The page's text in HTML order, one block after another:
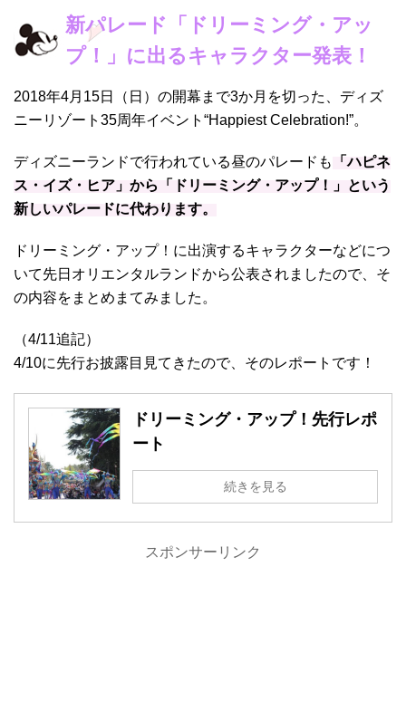
新パレード「ドリーミング・アッ
プ！」に出るキャラクター発表！
2018年4月15日（日）の開幕まで3か月を切った、ディズ
ニーリゾート35周年イベント“Happiest Celebration!”。
ディズニーランドで行われている昼のパレードも
「ハピネ
ス・イズ・ヒア」から「ドリーミング・アップ！」という
新しいパレードに代わります。
ドリーミング・アップ！に出演するキャラクターなどにつ
いて先日オリエンタルランドから公表されましたので、そ
の内容をまとめまてみました。
（4/11追記）
4/10に先行お披露目見てきたので、そのレポートです！
ドリーミング・アップ！先行レポ
ート
続きを見る
スポンサーリンク